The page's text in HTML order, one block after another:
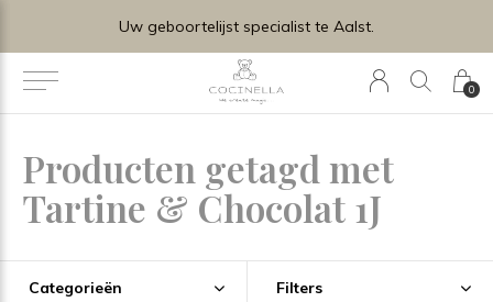
0
Uw geboortelijst specialist te Aalst.
Producten getagd met
Tartine & Chocolat 1J
Categorieën Filters